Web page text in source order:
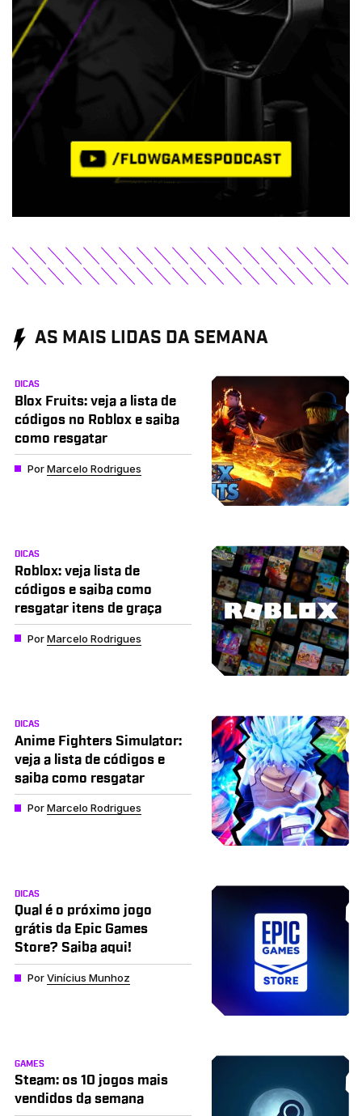
AS MAIS LIDAS DA SEMANA
DICAS
Blox Fruits: veja a lista de
códigos no Roblox e saiba
como resgatar
PorMarcelo Rodrigues
DICAS
Roblox: veja lista de
códigos e saiba como
resgatar itens de graça
PorMarcelo Rodrigues
DICAS
Anime Fighters Simulator:
veja a lista de códigos e
saiba como resgatar
PorMarcelo Rodrigues
DICAS
Qual é o próximo jogo
grátis da Epic Games
Store? Saiba aqui!
PorVinícius Munhoz
GAMES
Steam: os 10 jogos mais
vendidos da semana